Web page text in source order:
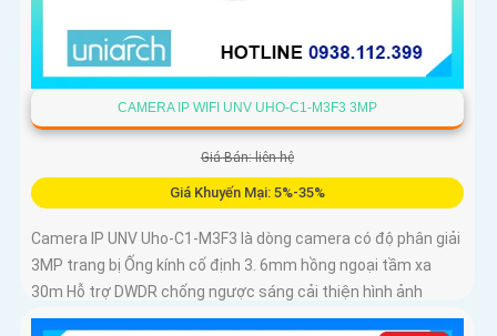
CAMERA IP WIFI UNV UHO-C1-M3F3 3MP
Giá Bán: liên hệ
Giá Khuyến Mại: 5%-35%
Camera IP UNV Uho-C1-M3F3 là dòng camera có độ phân giải
3MP trang bị Ống kính cố định 3. 6mm hồng ngoại tầm xa
30m Hỗ trợ DWDR chống ngược sáng cải thiện hình ảnh